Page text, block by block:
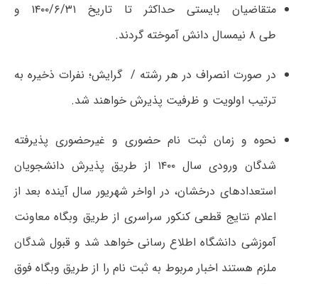
متقاضیان بایستی حداکثر تا تاریخ ۱۴۰۰/۶/۳۱ و
طی ۸ نیمسال دانش آموخته گردند.
در صورت انصراف در هر رشته / ‏‬ گرایش؛ نفرات ذخیره به
ترتیب اولویت و ظرفیت پذیرش خواهند شد.
نحوه و زمان ثبت نام حضوری و غیرحضوری پذیرفته
شدگان ورودی سال ۱۴۰۰ از طریق پذیرش دانشجویان
استعدادهای درخشان، در اواخر شهریور سال آینده بعد از
اعلام نتایج قطعی کنکور سراسری از طریق وبگاه معاونت
آموزشی دانشگاه اطلاع رسانی خواهد شد و قبول شدگان
ملزم هستند اخبار مربوط به ثبت نام را از طریق وبگاه فوق